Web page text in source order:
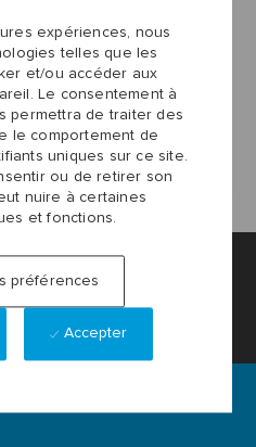
expériences, nous
telles que les
et/ou accéder aux
Le consentement à
permettra de traiter des
le comportement de
uniques sur ce site.
ou de retirer son
nuire à certaines
et fonctions.
préférences
Accepter
personnels